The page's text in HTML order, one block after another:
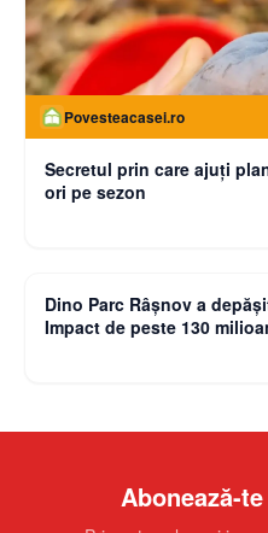
Povesteacasei.ro
Secretul prin care ajuți
ori pe sezon
Dino Parc Râșnov a
Impact de peste 130
Abonează-